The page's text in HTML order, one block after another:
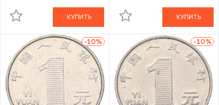
КУПИТЬ КУПИТЬ
-10% -10%